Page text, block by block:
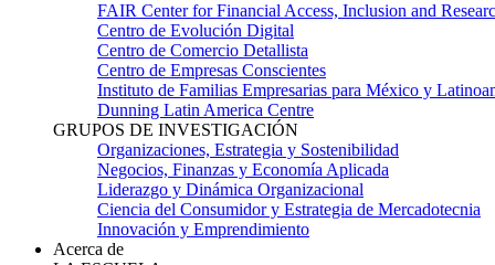
FAIR Center for Financial Access, Inclusion and
Centro de Evolución Digital
Centro de Comercio Detallista
Centro de Empresas Conscientes
Instituto de Familias Empresarias para México y
Dunning Latin America Centre
GRUPOS DE INVESTIGACIÓN
Organizaciones, Estrategia y Sostenibilidad
Negocios, Finanzas y Economía Aplicada
Liderazgo y Dinámica Organizacional
Ciencia del Consumidor y Estrategia de Mercadotecnia
Innovación y Emprendimiento
Acerca de